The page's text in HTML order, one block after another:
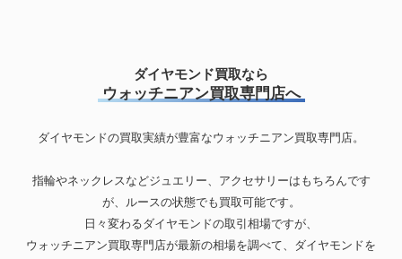
査定方法
ダイヤモンド買取なら
ウォッチニアン買取専門店へ
ダイヤモンドの買取実績が豊富なウォッチニアン買取専門店。
指輪やネックレスなどジュエリー、アクセサリーはもちろんです
が、ルースの状態でも買取可能です。
日々変わるダイヤモンドの取引相場ですが、
ウォッチニアン買取専門店が最新の相場を調べて、ダイヤモンドを